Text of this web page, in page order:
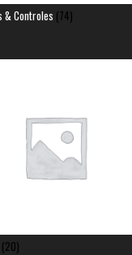
& Controles (74)
(20)